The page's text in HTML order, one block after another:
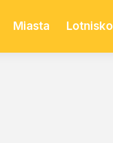
Miasta Lotnisko